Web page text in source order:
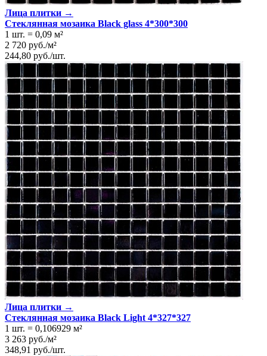
Лица плитки →
Стеклянная мозаика Black glass 4*300*300
1 шт. = 0,09 м²
2 720 руб./м²
244,80 руб./шт.
Лица плитки →
Стеклянная мозаика Black Light 4*327*327
1 шт. = 0,106929 м²
3 263 руб./м²
348,91 руб./шт.